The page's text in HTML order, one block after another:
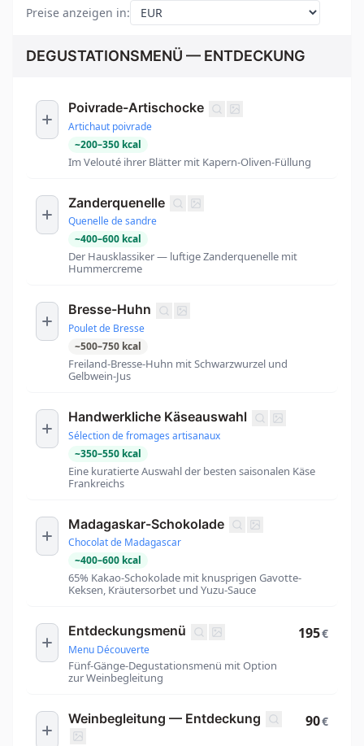
Preise anzeigen in:
DEGUSTATIONSMENÜ — ENTDECKUNG
Poivrade-Artischocke
Artichaut poivrade
~200–350 kcal
Im Velouté ihrer Blätter mit Kapern-Oliven-Füllung
Zanderquenelle
Quenelle de sandre
~400–600 kcal
Der Hausklassiker — luftige Zanderquenelle mit
Hummercreme
Bresse-Huhn
Poulet de Bresse
~500–750 kcal
Freiland-Bresse-Huhn mit Schwarzwurzel und
Gelbwein-Jus
Handwerkliche Käseauswahl
Sélection de fromages artisanaux
~350–550 kcal
Eine kuratierte Auswahl der besten saisonalen Käse
Frankreichs
Madagaskar-Schokolade
Chocolat de Madagascar
~400–600 kcal
65% Kakao-Schokolade mit knusprigen Gavotte-
Keksen, Kräutersorbet und Yuzu-Sauce
Entdeckungsmenü
Menu Découverte
Fünf-Gänge-Degustationsmenü mit Option
zur Weinbegleitung
195€
Weinbegleitung — Entdeckung 90€